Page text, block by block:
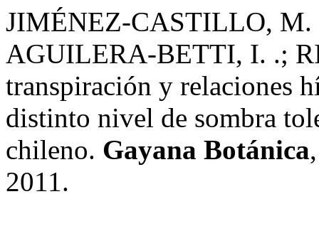
JIMÉNEZ-CASTILLO, M.
AGUILERA-BETTI, I. .;
transpiración y relaciones
distinto nivel de sombra
chileno. Gayana Botánica
2011.